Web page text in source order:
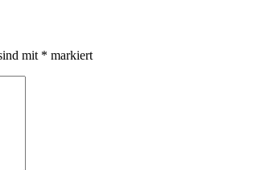
mit * markiert